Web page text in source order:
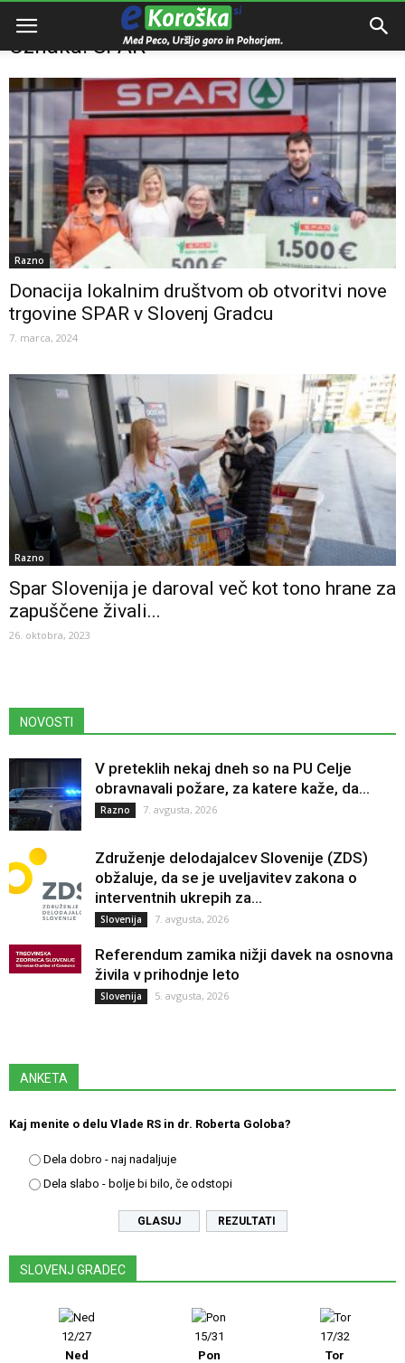
Domov SPAR
Oznaka: SPAR
Razno
Donacija lokalnim društvom ob otvoritvi nove
trgovine SPAR v Slovenj Gradcu
7. marca, 2024
Razno
Spar Slovenija je daroval več kot tono hrane za
zapuščene živali...
26. oktobra, 2023
NOVOSTI
V preteklih nekaj dneh so na PU Celje
obravnavali požare, za katere kaže, da...
Razno 7. avgusta, 2026
Združenje delodajalcev Slovenije (ZDS)
obžaluje, da se je uveljavitev zakona o
interventnih ukrepih za...
Slovenija 7. avgusta, 2026
Referendum zamika nižji davek na osnovna
živila v prihodnje leto
Slovenija 5. avgusta, 2026
ANKETA
Kaj menite o delu Vlade RS in dr. Roberta Goloba?
Dela dobro - naj nadaljuje
Dela slabo - bolje bi bilo, če odstopi
REZULTATI
SLOVENJ GRADEC
12/27
Ned
15/31
Pon
17/32
Tor